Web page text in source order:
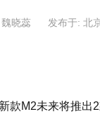
魏晓蕊 发布于: 北
款M2未来将推出